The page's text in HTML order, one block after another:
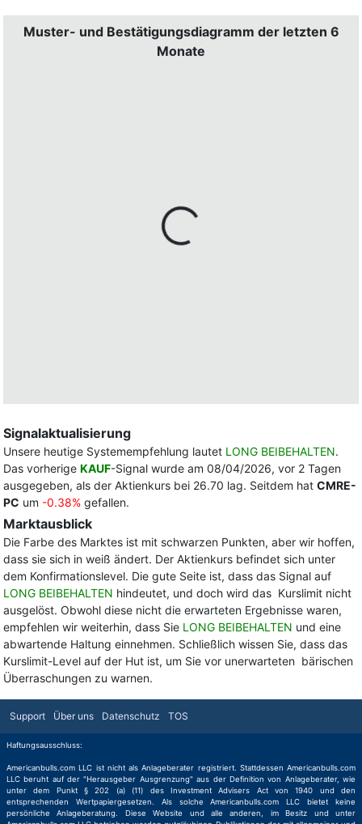
Muster- und Bestätigungsdiagramm der letzten 6
Monate
Signalaktualisierung
Unsere heutige Systemempfehlung lautet LONG BEIBEHALTEN.
Das vorherige KAUF-Signal wurde am 08/04/2026, vor 2 Tagen
ausgegeben, als der Aktienkurs bei 26.70 lag. Seitdem hat CMRE-
PC um -0.38% gefallen.
Marktausblick
Die Farbe des Marktes ist mit schwarzen Punkten, aber wir hoffen,
dass sie sich in weiß ändert. Der Aktienkurs befindet sich unter
dem Konfirmationslevel. Die gute Seite ist, dass das Signal auf
LONG BEIBEHALTEN hindeutet, und doch wird das Kurslimit nicht
ausgelöst. Obwohl diese nicht die erwarteten Ergebnisse waren,
empfehlen wir weiterhin, dass Sie LONG BEIBEHALTEN und eine
abwartende Haltung einnehmen. Schließlich wissen Sie, dass das
Kurslimit-Level auf der Hut ist, um Sie vor unerwarteten bärischen
Überraschungen zu warnen.
Support Über uns Datenschutz TOS
Haftungsausschluss:
Americanbulls.com LLC ist nicht als Anlageberater registriert. Stattdessen Americanbulls.com
LLC beruht auf der "Herausgeber Ausgrenzung" aus der Definition von Anlageberater, wie
unter dem Punkt § 202 (a) (11) des Investment Advisers Act von 1940 und den
entsprechenden Wertpapiergesetzen. Als solche Americanbulls.com LLC bietet keine
persönliche Anlageberatung. Diese Website und alle anderen, im Besitz und unter